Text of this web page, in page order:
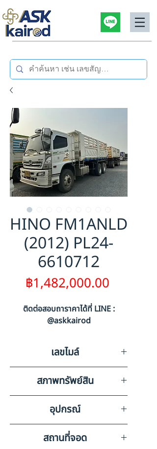
HINO FM1ANLD
(2012) PL24-
6610712
฿1,482,000.00
ติดต่อสอบถาราคาได้ที่ LINE :
@askkairod
เลขไมล์
0
สภาพทรัพย์สิน
มีรอยขีดข่วนรอบคันตามสภาพ
การใช้งาน
อุปกรณ์
แอร์,วิทยุเทป,ลำโพง,แบตเตอรี่GS
2ลูก,กะทะล้อ 10 วง
สถานที่จอด